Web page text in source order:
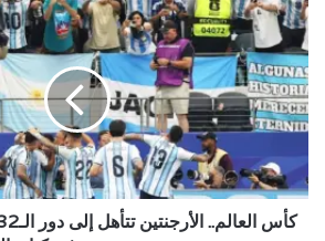
كأس
العالم..
الأرجنتين
تتأهل
إلى
دور
على
حساب
النمسا